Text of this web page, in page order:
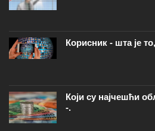
Корисник - шта је
Који су најчешћи
-.